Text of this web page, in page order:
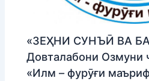
«ЗЕҲНИ СУНЪӢ ВА
Довталабони Озмуни
«Илм – фурӯғи